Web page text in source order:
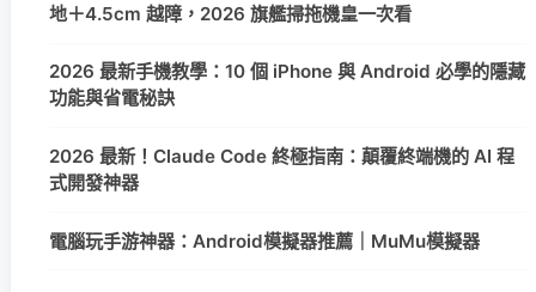
地＋4.5cm 越障，2026 旗艦掃拖機皇一次看
2026 最新手機教學：10 個 iPhone 與 Android 必學的隱藏
功能與省電秘訣
2026 最新！Claude Code 終極指南：顛覆終端機的 AI 程
式開發神器
電腦玩手游神器：Android模擬器推薦｜MuMu模擬器